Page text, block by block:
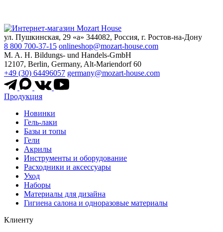
ул. Пушкинская, 29 «а» 344082, Россия, г. Ростов-на-Дону
8 800 700-37-15 onlineshop@mozart-house.com
M. A. H. Bildungs- und Handels-GmbH
12107, Berlin, Germany, Alt-Mariendorf 60
+49 (30) 64496057 germany@mozart-house.com
Продукция
Новинки
Гель-лаки
Базы и топы
Гели
Акрилы
Инструменты и оборудование
Расходники и аксессуары
Уход
Наборы
Материалы для дизайна
Гигиена салона и одноразовые материалы
Клиенту